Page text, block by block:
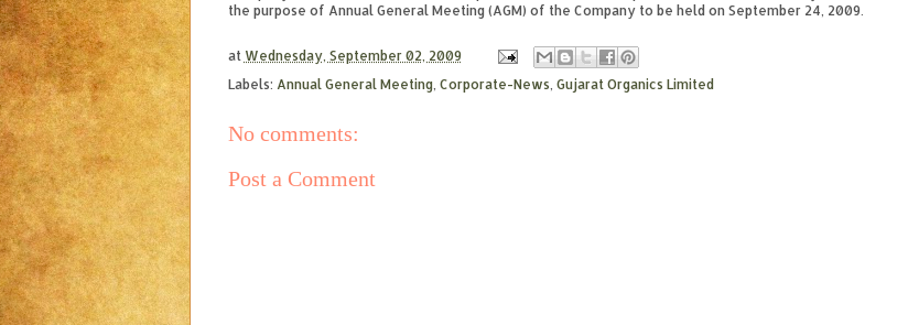
the purpose of Annual General Meeting (AGM) of the Company to be held on September 24, 2009.
at Wednesday, September 02, 2009
Labels: Annual General Meeting, Corporate-News, Gujarat Organics Limited
No comments:
Post a Comment